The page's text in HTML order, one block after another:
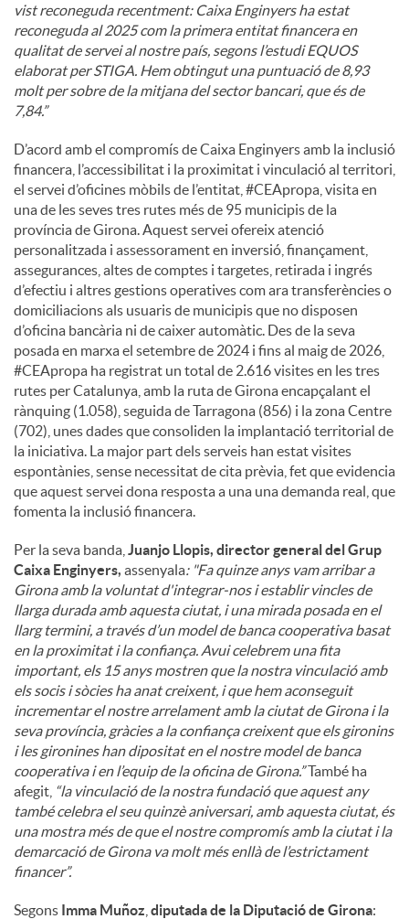
vist reconeguda recentment: Caixa Enginyers ha estat
reconeguda al 2025 com la primera entitat financera en
qualitat de servei al nostre país, segons l’estudi EQUOS
elaborat per STIGA. Hem obtingut una puntuació de 8,93
molt per sobre de la mitjana del sector bancari, que és de
7,84.”
D’acord amb el compromís de Caixa Enginyers amb la inclusió
financera, l’accessibilitat i la proximitat i vinculació al territori,
el servei d’oficines mòbils de l’entitat, #CEApropa, visita en
una de les seves tres rutes més de 95 municipis de la
província de Girona. Aquest servei ofereix atenció
personalitzada i assessorament en inversió, finançament,
assegurances, altes de comptes i targetes, retirada i ingrés
d’efectiu i altres gestions operatives com ara transferències o
domiciliacions als usuaris de municipis que no disposen
d’oficina bancària ni de caixer automàtic. Des de la seva
posada en marxa el setembre de 2024 i fins al maig de 2026,
#CEApropa ha registrat un total de 2.616 visites en les tres
rutes per Catalunya, amb la ruta de Girona encapçalant el
rànquing (1.058), seguida de Tarragona (856) i la zona Centre
(702), unes dades que consoliden la implantació territorial de
la iniciativa. La major part dels serveis han estat visites
espontànies, sense necessitat de cita prèvia, fet que evidencia
que aquest servei dona resposta a una una demanda real, que
fomenta la inclusió financera.
Per la seva banda, Juanjo Llopis, director general del Grup
Caixa Enginyers, assenyala: "Fa quinze anys vam arribar a
Girona amb la voluntat d'integrar-nos i establir vincles de
llarga durada amb aquesta ciutat, i una mirada posada en el
llarg termini, a través d’un model de banca cooperativa basat
en la proximitat i la confiança. Avui celebrem una fita
important, els 15 anys mostren que la nostra vinculació amb
els socis i sòcies ha anat creixent, i que hem aconseguit
incrementar el nostre arrelament amb la ciutat de Girona i la
seva província, gràcies a la confiança creixent que els gironins
i les gironines han dipositat en el nostre model de banca
cooperativa i en l’equip de la oficina de Girona.”També ha
afegit, “la vinculació de la nostra fundació que aquest any
també celebra el seu quinzè aniversari, amb aquesta ciutat, és
una mostra més de que el nostre compromís amb la ciutat i la
demarcació de Girona va molt més enllà de l’estrictament
financer”.
Segons Imma Muñoz diputada de la Diputació de Girona: